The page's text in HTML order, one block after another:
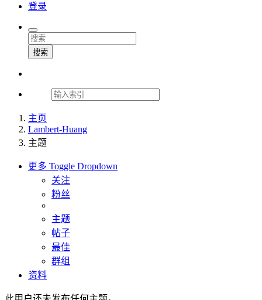
登录
搜索
主页
Lambert-Huang
主题
更多 Toggle Dropdown
关注
粉丝
主题
帖子
最佳
群组
资料